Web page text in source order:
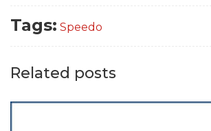
Tags: Speedo
Related posts